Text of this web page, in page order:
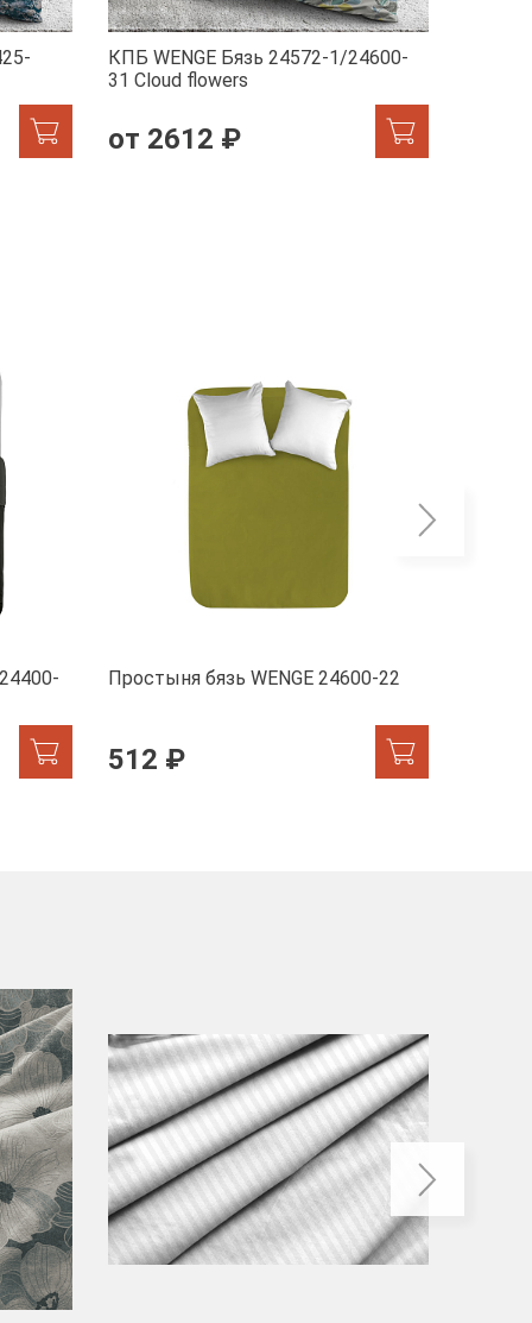
КПБ WENGE Бязь 24572-1/24600-
31 Сloud flowers
от 2612 ₽
Простыня бязь WENGE 24600-22
512 ₽